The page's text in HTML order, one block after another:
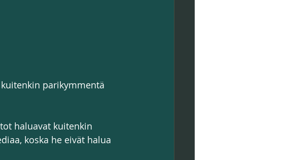
parikymmentä
haluavat kuitenkin
koska he eivät halua